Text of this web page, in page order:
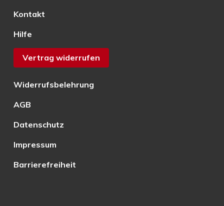
Kontakt
Hilfe
Vertrag widerrufen
Widerrufsbelehrung
AGB
Datenschutz
Impressum
Barrierefreiheit